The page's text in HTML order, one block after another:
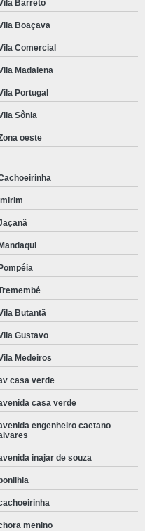
Barreto
Boaçava
Comercial
Madalena
Portugal
Sônia
oeste
Imirim
Mandaqui
Pompéia
Butantã
Gustavo
Medeiros
casa verde
casa verde
engenheiro caetano
inajar de souza
bonilhia
menino